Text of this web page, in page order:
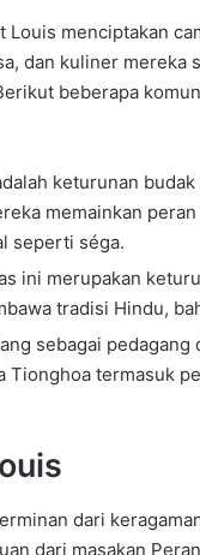
Louis menciptakan
dan kuliner
beberapa
keturunan
memainkan
seperti séga.
ini merupakan
tradisi Hindu,
sebagai
Tionghoa termasuk
dari
dari masakan